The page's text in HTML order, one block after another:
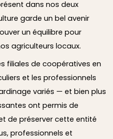
dans nos deux
garde un bel avenir
un équilibre pour
agriculteurs locaux.
filiales de coopératives en
et les professionnels
variés — et bien plus
ont permis de
de préserver cette entité
professionnels et